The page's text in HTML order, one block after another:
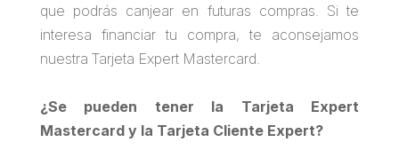
que podrás canjear en futuras compras. Si te
interesa financiar tu compra, te aconsejamos
nuestra Tarjeta Expert Mastercard.
¿Se pueden tener la Tarjeta Expert
Mastercard y la Tarjeta Cliente Expert?